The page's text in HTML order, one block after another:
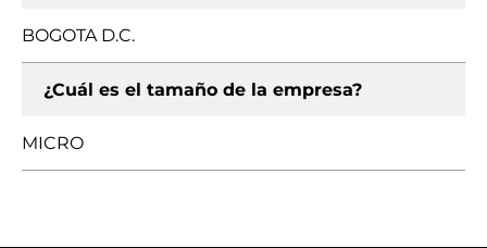
BOGOTA D.C.
¿Cuál es el tamaño de la empresa?
MICRO